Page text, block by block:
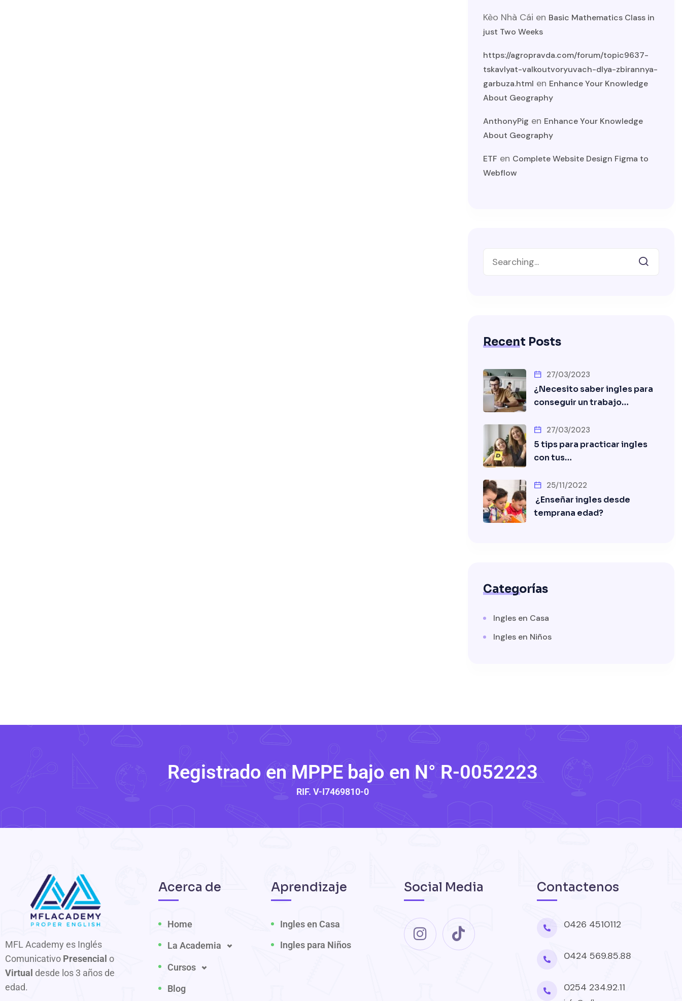
Kèo Nhà Cái en Basic Mathematics Class in
just Two Weeks
https://agropravda.com/forum/topic9637-
tskavlyat-valkoutvoryuvach-dlya-zbirannya-
garbuza.html en Enhance Your Knowledge
About Geography
AnthonyPig en Enhance Your Knowledge
About Geography
ETF en Complete Website Design Figma to
Webflow
Recent Posts
27/03/2023
¿Necesito saber ingles para
conseguir un trabajo…
27/03/2023
5 tips para practicar ingles
con tus…
25/11/2022
¿Enseñar ingles desde
temprana edad?
Categorías
Ingles en Casa
Ingles en Niños
Registrado en MPPE bajo en N° R-0052223
RIF. V-I7469810-0
MFL Academy es Inglés
Comunicativo Presencial o
Virtual desde los 3 años de
edad.
Acerca de
Home
La Academia
Cursos
Blog
Aprendizaje
Ingles en Casa
Ingles para Niños
Social Media Contactenos
0426 4510112
0424 569.85.88
0254 234.92.11